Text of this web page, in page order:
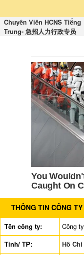
Chuyên Viên HCNS Tiếng
Trung- 急招人力行政专员
THÔNG TIN CÔNG
Tên công ty:
Công
Tỉnh/ TP:
Hồ